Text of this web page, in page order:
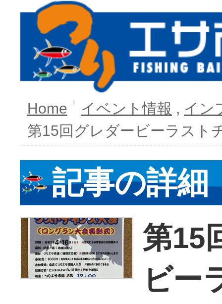
Home イベント情報 , イン
第15回グレダービーラスト
記事の詳細
第15
ビー